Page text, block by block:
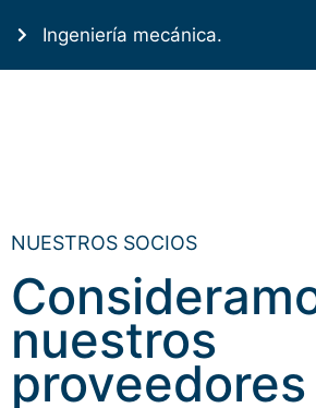
Ingeniería mecánica.
NUESTROS SOCIOS
nuestros